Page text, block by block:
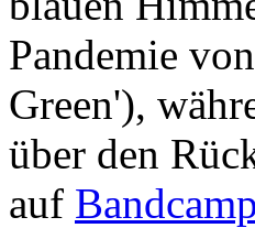
Pandemie
Green'),
über den
auf Bandcamp